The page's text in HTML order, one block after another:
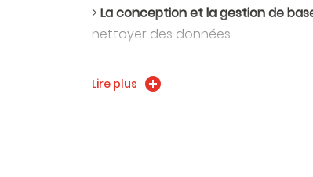
> La conception et la gestion de
nettoyer des données
développer des indicateurs, piloter
Lire plus